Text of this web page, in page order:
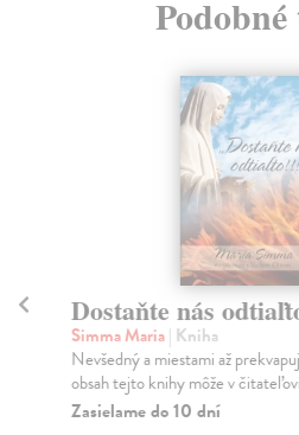
Dostaňte nás
Simma Maria| Kniha
Nevšedný a miestami až
obsah tejto knihy môže v
Zasielame do 10 dní